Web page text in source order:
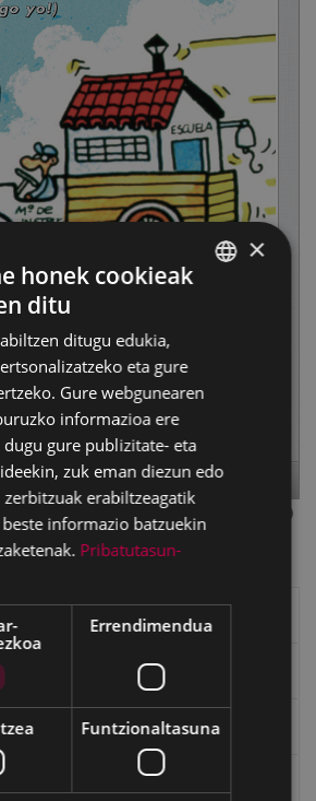
Page 1 of20
document, 2.48 MB (2600886 bytes)
×
honek cookieak
ditu
ditugu edukia,
eta gure
Gure webgunearen
informazioa ere
dugu gure publizitate- eta
zuk eman diezun edo
erabiltzeagatik
informazio batzuekin
Pribatutasun-
Errendimendua
Funtzionaltasuna